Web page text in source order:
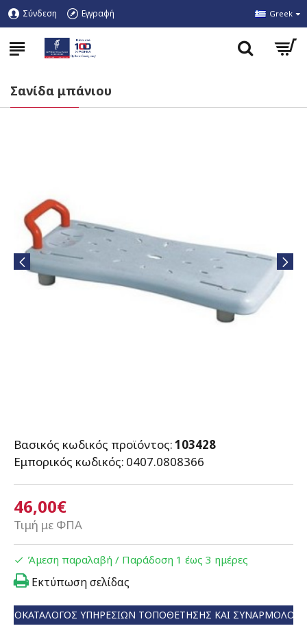
Σύνδεση Εγγραφή Greek
Σανίδα μπάνιου
46,00€
Τιμή με ΦΠΑ
Βασικός κωδικός προϊόντος:103428
Εμπορικός κωδικός: 0407.0808366
Άμεση παραλαβή / Παράδoση 1 έως 3 ημέρες
Εκτύπωση σελίδας
ΥΠΗΡΕΣΙΏΝ ΤΟΠΟΘΈΤΗΣΗΣ ΚΑΙ